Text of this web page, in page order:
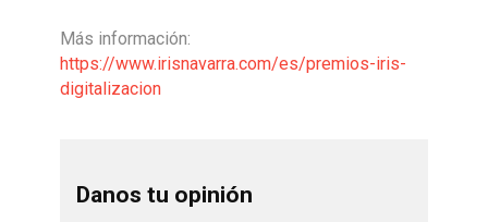
Más información:
https://www.irisnavarra.com/es/premios-iris-
digitalizacion
Danos tu opinión